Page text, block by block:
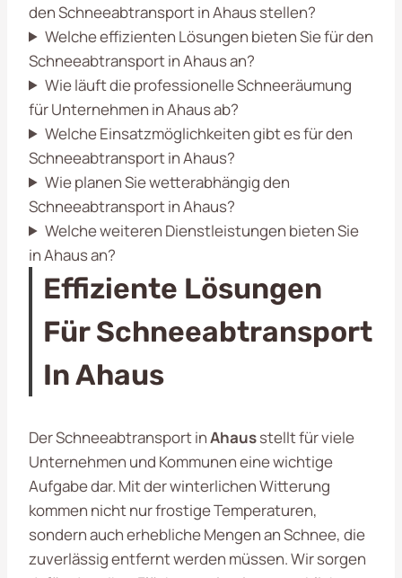
den Schneeabtransport in Ahaus stellen?
Welche effizienten Lösungen bieten Sie für den
Schneeabtransport in Ahaus an?
Wie läuft die professionelle Schneeräumung
für Unternehmen in Ahaus ab?
Welche Einsatzmöglichkeiten gibt es für den
Schneeabtransport in Ahaus?
Wie planen Sie wetterabhängig den
Schneeabtransport in Ahaus?
Welche weiteren Dienstleistungen bieten Sie
in Ahaus an?
Effiziente Lösungen
Für Schneeabtransport
In Ahaus
Der Schneeabtransport inAhausstellt für viele
Unternehmen und Kommunen eine wichtige
Aufgabe dar. Mit der winterlichen Witterung
kommen nicht nur frostige Temperaturen,
sondern auch erhebliche Mengen an Schnee, die
zuverlässig entfernt werden müssen. Wir sorgen